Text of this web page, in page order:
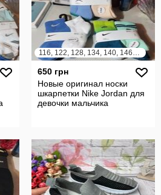
116, 122, 128, 134, 140, 146, 152, 158, 164
650 грн
Новые оригинал носки
шкарпетки Nike Jordan для
девочки мальчика